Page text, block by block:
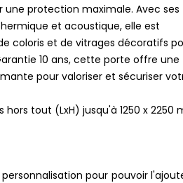
une protection maximale. Avec ses
et acoustique, elle est
coloris et de vitrages décoratifs
10 ans, cette porte offre une
pour valoriser et sécuriser
tout (LxH) jusqu'à 1250 x 2250
pour pouvoir